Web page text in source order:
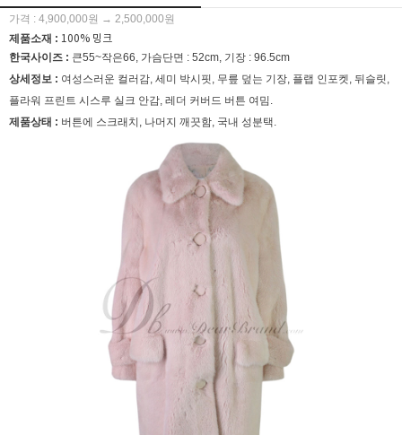
가격 : 4,900,000원 → 2,500,000원
제품소재 : 100% 밍크
한국사이즈 : 큰55~작은66, 가슴단면 : 52cm, 기장 : 96.5cm
상세정보 : 여성스러운 컬러감, 세미 박시핏, 무릎 덮는 기장, 플랩 인포켓, 뒤슬릿,
플라워 프린트 시스루 실크 안감, 레더 커버드 버튼 여밈.
제품상태 : 버튼에 스크래치, 나머지 깨끗함, 국내 성분택.